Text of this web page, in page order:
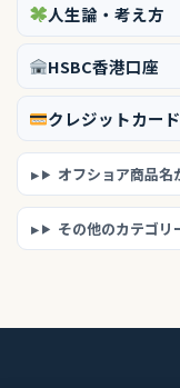
人生論・考え方
HSBC香港口座
クレジットカード
オフショア商品名
その他のカテゴリ